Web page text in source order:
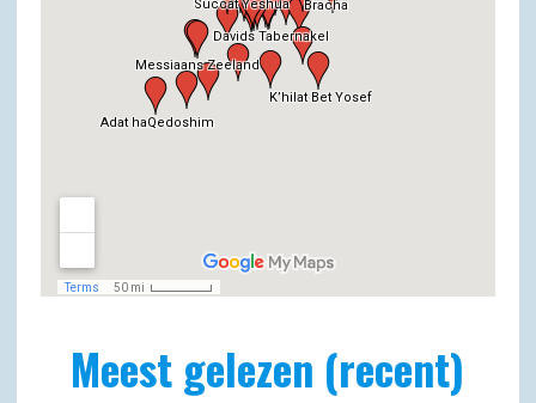
Meest gelezen (recent)